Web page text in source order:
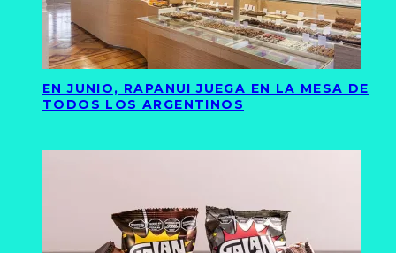
EN JUNIO, RAPANUI JUEGA EN LA MESA DE
TODOS LOS ARGENTINOS